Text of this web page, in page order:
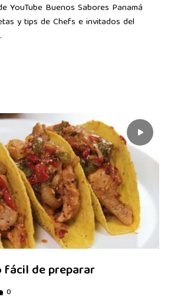
YouTube Buenos Sabores Panamá
y tips de Chefs e invitados del
fácil de preparar
0